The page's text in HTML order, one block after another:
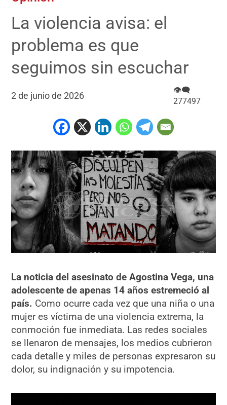
La violencia avisa: el
problema es que
seguimos sin escuchar
2 de junio de 2026
👁‍🗨
277497
La noticia del asesinato de Agostina Vega, una
adolescente de apenas 14 años estremeció al
país. Como ocurre cada vez que una niña o una
mujer es víctima de una violencia extrema, la
conmoción fue inmediata. Las redes sociales
se llenaron de mensajes, los medios cubrieron
cada detalle y miles de personas expresaron su
dolor, su indignación y su impotencia.